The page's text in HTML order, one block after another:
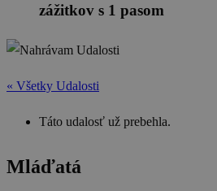
zážitkov s 1 pasom
« Všetky Udalosti
Táto udalosť už prebehla.
Mláďatá